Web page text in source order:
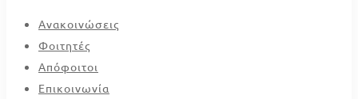
Ανακοινώσεις
Φοιτητές
Απόφοιτοι
Επικοινωνία